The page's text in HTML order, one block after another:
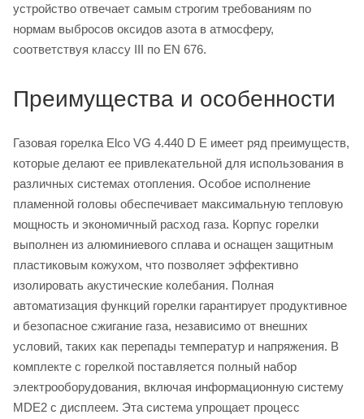
устройство отвечает самым строгим требованиям по
нормам выбросов оксидов азота в атмосферу,
соответствуя классу III по EN 676.
Преимущества и особенности
Газовая горелка Elco VG 4.440 D E имеет ряд преимуществ,
которые делают ее привлекательной для использования в
различных системах отопления. Особое исполнение
пламенной головы обеспечивает максимальную тепловую
мощность и экономичный расход газа. Корпус горелки
выполнен из алюминиевого сплава и оснащен защитным
пластиковым кожухом, что позволяет эффективно
изолировать акустические колебания. Полная
автоматизация функций горелки гарантирует продуктивное
и безопасное сжигание газа, независимо от внешних
условий, таких как перепады температур и напряжения. В
комплекте с горелкой поставляется полный набор
электрооборудования, включая информационную систему
MDE2 с дисплеем. Эта система упрощает процесс